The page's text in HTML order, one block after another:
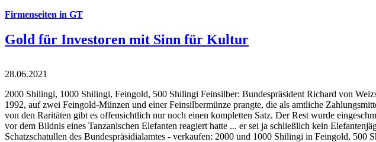
Firmenseiten in GT
Gold für Investoren mit Sinn für Kultur
28.06.2021
2000 Shilingi, 1000 Shilingi, Feingold, 500 Shilingi Feinsilber: Bundespräsident Richard von
1992, auf zwei Feingold-Münzen und einer Feinsilbermünze prangte, die als amtliche
von den Raritäten gibt es offensichtlich nur noch einen kompletten Satz. Der Rest wurde
vor dem Bildnis eines Tanzanischen Elefanten reagiert hatte ... er sei ja schließlich kein
Schatzschatullen des Bundespräsidialamtes - verkaufen: 2000 und 1000 Shilingi in Feingold,